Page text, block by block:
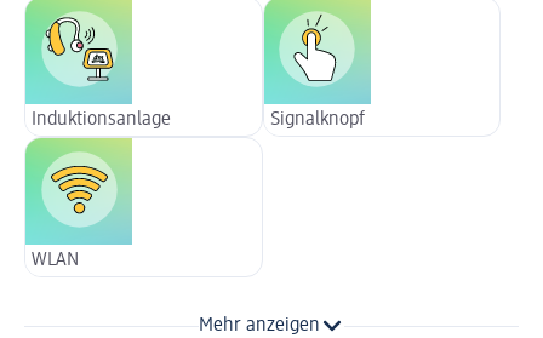
Induktionsanlage Signalknopf
WLAN
Mehr anzeigen